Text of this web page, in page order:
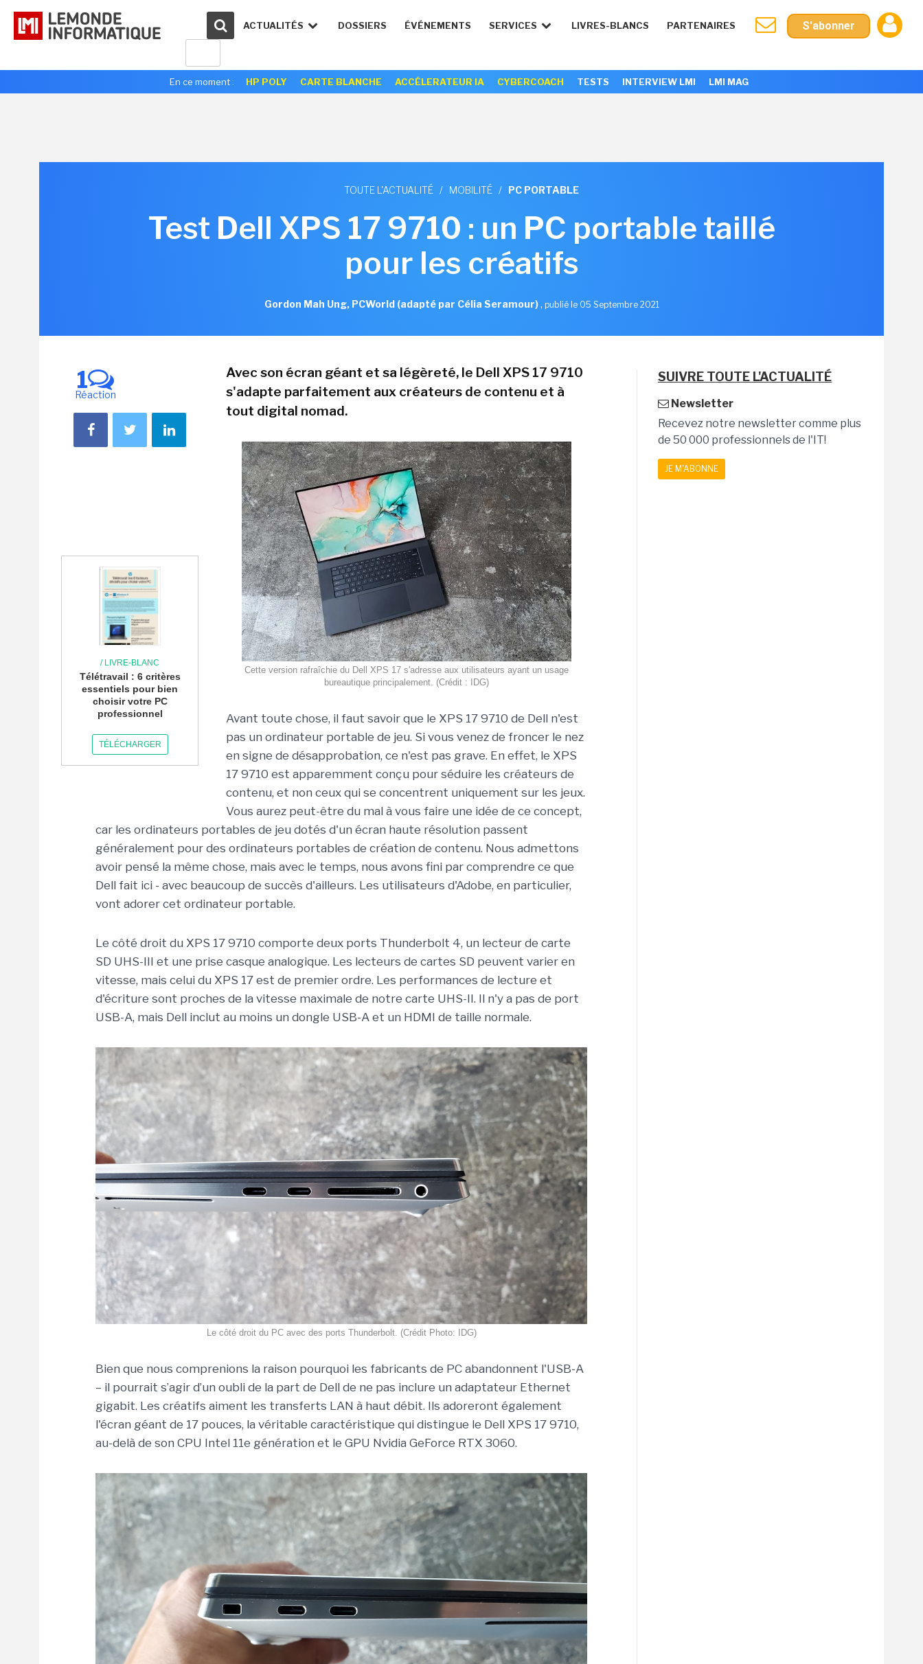
ACTUALITÉS DOSSIERS ÉVÉNEMENTS SERVICES LIVRES-BLANCS PARTENAIRES S'abonner
En ce moment : HP POLY CARTE BLANCHE ACCÉLERATEUR IA CYBERCOACH TESTS INTERVIEW LMI LMI MAG
TOUTE L'ACTUALITÉ / MOBILITÉ / PC PORTABLE
Test Dell XPS 17 9710 : un PC portable taillé
pour les créatifs
Gordon Mah Ung, PCWorld (adapté par Célia Seramour), publié le 05 Septembre 2021
1
Réaction
/ LIVRE-BLANC
Télétravail : 6 critères
essentiels pour bien
choisir votre PC
professionnel
TÉLÉCHARGER
Avec son écran géant et sa légèreté, le Dell XPS 17 9710
s'adapte parfaitement aux créateurs de contenu et à
tout digital nomad.
Cette version rafraîchie du Dell XPS 17 s'adresse aux utilisateurs ayant un usage
bureautique principalement. (Crédit : IDG)
Avant toute chose, il faut savoir que le XPS 17 9710 de Dell n'est
pas un ordinateur portable de jeu. Si vous venez de froncer le nez
en signe de désapprobation, ce n'est pas grave. En effet, le XPS
17 9710 est apparemment conçu pour séduire les créateurs de
contenu, et non ceux qui se concentrent uniquement sur les jeux.
Vous aurez peut-être du mal à vous faire une idée de ce concept,
car les ordinateurs portables de jeu dotés d'un écran haute résolution passent
généralement pour des ordinateurs portables de création de contenu. Nous admettons
avoir pensé la même chose, mais avec le temps, nous avons fini par comprendre ce que
Dell fait ici - avec beaucoup de succès d'ailleurs. Les utilisateurs d'Adobe, en particulier,
vont adorer cet ordinateur portable.
Le côté droit du XPS 17 9710 comporte deux ports Thunderbolt 4, un lecteur de carte
SD UHS-III et une prise casque analogique. Les lecteurs de cartes SD peuvent varier en
vitesse, mais celui du XPS 17 est de premier ordre. Les performances de lecture et
d'écriture sont proches de la vitesse maximale de notre carte UHS-II. Il n'y a pas de port
USB-A, mais Dell inclut au moins un dongle USB-A et un HDMI de taille normale.
Le côté droit du PC avec des ports Thunderbolt. (Crédit Photo: IDG)
Bien que nous comprenions la raison pourquoi les fabricants de PC abandonnent l'USB-A
– il pourrait s’agir d’un oubli de la part de Dell de ne pas inclure un adaptateur Ethernet
gigabit. Les créatifs aiment les transferts LAN à haut débit. Ils adoreront également
l'écran géant de 17 pouces, la véritable caractéristique qui distingue le Dell XPS 17 9710,
au-delà de son CPU Intel 11e génération et le GPU Nvidia GeForce RTX 3060.
SUIVRE TOUTE L'ACTUALITÉ
Newsletter
Recevez notre newsletter comme plus
de 50 000 professionnels de l'IT!
JE M'ABONNE